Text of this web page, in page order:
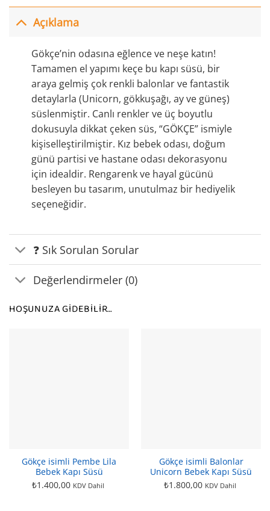
Açıklama
Gökçe’nin odasına eğlence ve neşe katın!
Tamamen el yapımı keçe bu kapı süsü, bir
araya gelmiş çok renkli balonlar ve fantastik
detaylarla (Unicorn, gökkuşağı, ay ve güneş)
süslenmiştir. Canlı renkler ve üç boyutlu
dokusuyla dikkat çeken süs, “GÖKÇE” ismiyle
kişiselleştirilmiştir. Kız bebek odası, doğum
günü partisi ve hastane odası dekorasyonu
için idealdir. Rengarenk ve hayal gücünü
besleyen bu tasarım, unutulmaz bir hediyelik
seçeneğidir.
❓ Sık Sorulan Sorular
Değerlendirmeler (0)
HOŞUNUZA GIDEBILIR…
Gökçe isimli Pembe Lila
Bebek Kapı Süsü
₺1.400,00 KDV Dahil
Gökçe isimli Balonlar
Unicorn Bebek Kapı Süsü
₺1.800,00 KDV Dahil